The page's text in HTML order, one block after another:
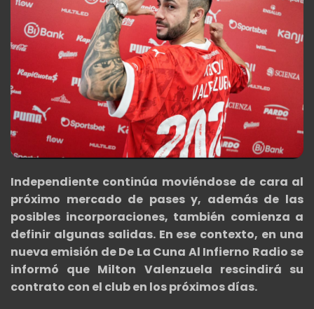
Independiente continúa moviéndose de cara al
próximo mercado de pases y, además de las
posibles incorporaciones, también comienza a
definir algunas salidas. En ese contexto, en una
nueva emisión de De La Cuna Al Infierno Radio se
informó que Milton Valenzuela rescindirá su
contrato con el club en los próximos días.